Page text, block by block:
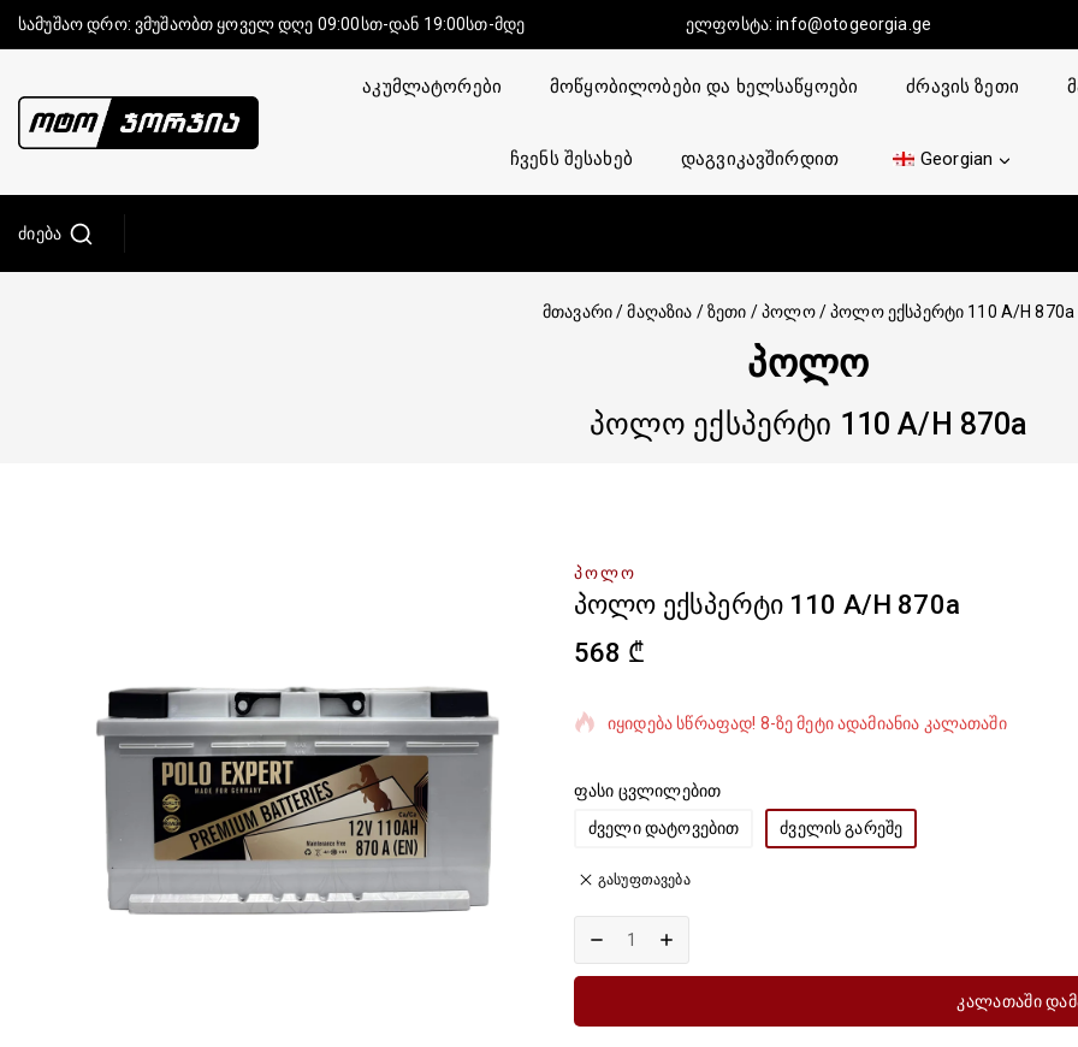
სამუშაო დრო: ვმუშაობთ ყოველ დღე 09:00სთ-დან 19:00სთ-მდე ელფოსტა:info@otogeorgia.ge
აკუმლატორები მოწყობილობები და ხელსაწყოები ძრავის ზეთი
ჩვენს შესახებ დაგვიკავშირდით Georgian
Ძიება
მთავარი/ მაღაზია /ზეთი /პოლო /პოლო ექსპერტი 110 A/H 870a
ᲞᲝᲚᲝ
პოლო ექსპერტი 110 A/H 870a
ᲞᲝᲚᲝ
პოლო ექსპერტი 110 A/H 870a
568 ₾
ბოლო 19 საათში გაყიდული 2 პროდუქტი
იყიდება სწრაფად! 8-ზე მეტი ადამიანია კალათაში
ფასი ცვლილებით
ძველი დატოვებით
ძველის გარეშე
გასუფთავება
Კალათაში